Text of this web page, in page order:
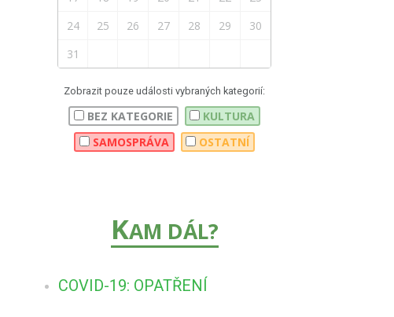
24
25 26 27 28 29
30
31
Zobrazit pouze události vybraných kategorií:
BEZ KATEGORIE
KULTURA
SAMOSPRÁVA
OSTATNÍ
KAM DÁL?
COVID-19: OPATŘENÍ